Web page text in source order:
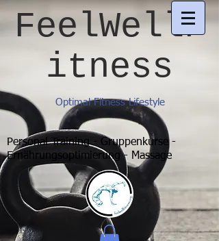
Optimal Fitness Lifestyle
FeelWellF
itness
Personal Training - Gruppenkurse -
Ernährungsoptimierung - Massage